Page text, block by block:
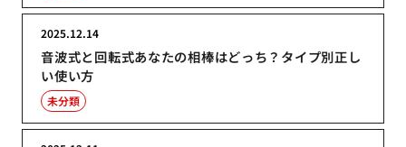
音波式と回転式あなたの相棒はどっち？タイプ別正し
い使い方
2025.12.14
未分類